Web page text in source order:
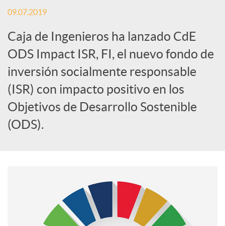
o
c
i
09.07.2019
Caja de Ingenieros ha lanzado CdE
ODS Impact ISR, FI, el nuevo fondo de
inversión socialmente responsable
(ISR) con impacto positivo en los
Objetivos de Desarrollo Sostenible
(ODS).